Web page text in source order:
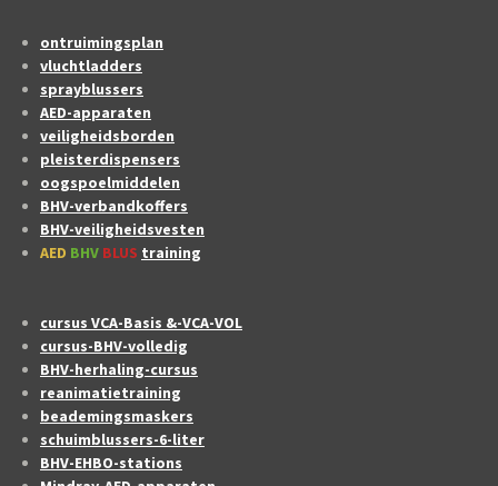
ontruimingsplan
vluchtladders
sprayblussers
AED-apparaten
veiligheidsborden
pleisterdispensers
oogspoelmiddelen
BHV-verbandkoffers
BHV-veiligheidsvesten
AED BHV BLUS training
cursus VCA-Basis &-VCA-VOL
cursus-BHV-volledig
BHV-herhaling-cursus
reanimatietraining
beademingsmaskers
schuimblussers-6-liter
BHV-EHBO-stations